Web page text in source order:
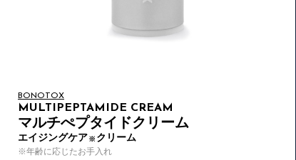
BONOTOX
MULTIPEPTAMIDE CREAM
マルチぺプタイドクリーム
エイジングケア※ クリーム
※年齢に応じたお手入れ